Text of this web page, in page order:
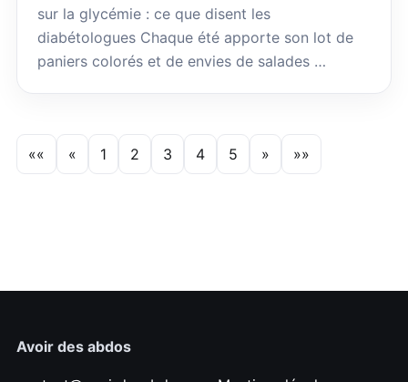
sur la glycémie : ce que disent les
diabétologues Chaque été apporte son lot de
paniers colorés et de envies de salades …
«« « 1 2 3 4 5 » »»
Avoir des abdos